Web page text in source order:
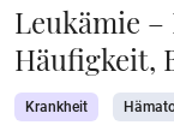
Leukämie
Häufigkeit,
Krankheit